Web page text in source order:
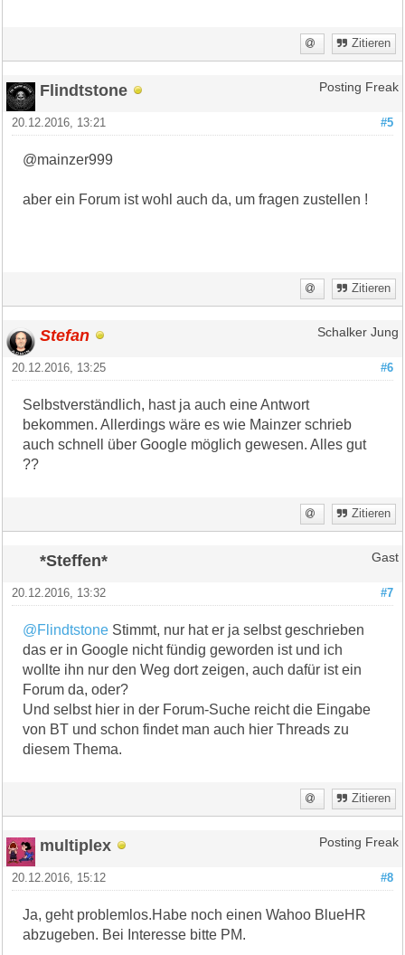
Zitieren
Flindtstone Posting Freak
#5
20.12.2016, 13:21
@mainzer999
aber ein Forum ist wohl auch da, um fragen zustellen !
Zitieren
Stefan Schalker Jung
#6
20.12.2016, 13:25
Selbstverständlich, hast ja auch eine Antwort
bekommen. Allerdings wäre es wie Mainzer schrieb
auch schnell über Google möglich gewesen. Alles gut
??
Zitieren
*Steffen* Gast
#7
20.12.2016, 13:32
@Flindtstone Stimmt, nur hat er ja selbst geschrieben
das er in Google nicht fündig geworden ist und ich
wollte ihn nur den Weg dort zeigen, auch dafür ist ein
Forum da, oder?
Und selbst hier in der Forum-Suche reicht die Eingabe
von BT und schon findet man auch hier Threads zu
diesem Thema.
Zitieren
multiplex Posting Freak
#8
20.12.2016, 15:12
Ja, geht problemlos.Habe noch einen Wahoo BlueHR
abzugeben. Bei Interesse bitte PM.